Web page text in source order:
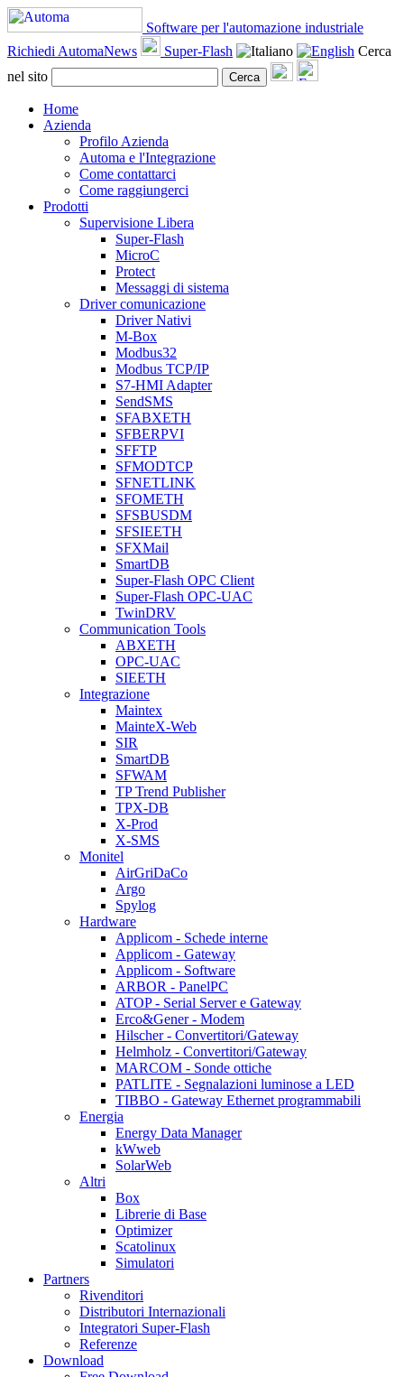
Software per l'automazione industriale
Richiedi AutomaNews
Super-Flash
Cerca
nel sito
Cerca
Home
Azienda
Profilo Azienda
Automa e l'Integrazione
Come contattarci
Come raggiungerci
Prodotti
Supervisione Libera
Super-Flash
MicroC
Protect
Messaggi di sistema
Driver comunicazione
Driver Nativi
M-Box
Modbus32
Modbus TCP/IP
S7-HMI Adapter
SendSMS
SFABXETH
SFBERPVI
SFFTP
SFMODTCP
SFNETLINK
SFOMETH
SFSBUSDM
SFSIEETH
SFXMail
SmartDB
Super-Flash OPC Client
Super-Flash OPC-UAC
TwinDRV
Communication Tools
ABXETH
OPC-UAC
SIEETH
Integrazione
Maintex
MainteX-Web
SIR
SmartDB
SFWAM
TP Trend Publisher
TPX-DB
X-Prod
X-SMS
Monitel
AirGriDaCo
Argo
Spylog
Hardware
Applicom - Schede interne
Applicom - Gateway
Applicom - Software
ARBOR - PanelPC
ATOP - Serial Server e Gateway
Erco&Gener - Modem
Hilscher - Convertitori/Gateway
Helmholz - Convertitori/Gateway
MARCOM - Sonde ottiche
PATLITE - Segnalazioni luminose a LED
TIBBO - Gateway Ethernet programmabili
Energia
Energy Data Manager
kWweb
SolarWeb
Altri
Box
Librerie di Base
Optimizer
Scatolinux
Simulatori
Partners
Rivenditori
Distributori Internazionali
Integratori Super-Flash
Referenze
Download